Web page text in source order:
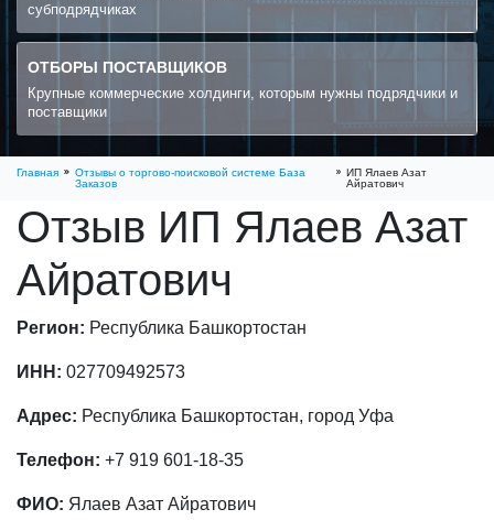
субподрядчиках
ОТБОРЫ ПОСТАВЩИКОВ
Крупные коммерческие холдинги, которым нужны подрядчики и
поставщики
Главная
Отзывы о торгово-поисковой системе База
Заказов
ИП Ялаев Азат
Айратович
Отзыв ИП Ялаев Азат
Айратович
Регион: Республика Башкортостан
ИНН: 027709492573
Адрес: Республика Башкортостан, город Уфа
Телефон: +7 919 601-18-35
ФИО: Ялаев Азат Айратович